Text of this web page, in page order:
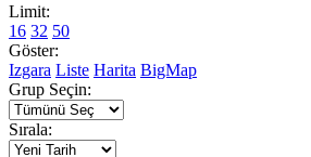
Limit:
16 32 50
Göster:
Izgara Liste Harita BigMap
Grup Seçin:
Sırala: